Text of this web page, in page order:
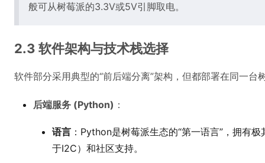
般可从树莓派的3.3V或5V引脚取电。
2.3 软件架构与技术栈选择
软件部分采用典型的“前后端分离”架构，但都部署在同一
后端服务 (Python) ：
语言 ：Python是树莓派生态的“第一语言”，拥有
于I2C）和社区支持。